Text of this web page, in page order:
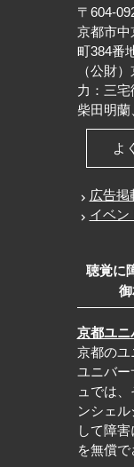
〒604-
京都市中
町384番
（公財
力：三宅
柴田明
よ
広告掲
イベン
聴覚に
京都ユニ
京都のユ
ユニバー
ュでは
ンシェ
して障
を無償で